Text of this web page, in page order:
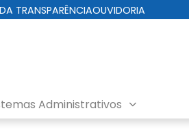
TRANSPARÊNCIAOUVIDORIA
Administrativos